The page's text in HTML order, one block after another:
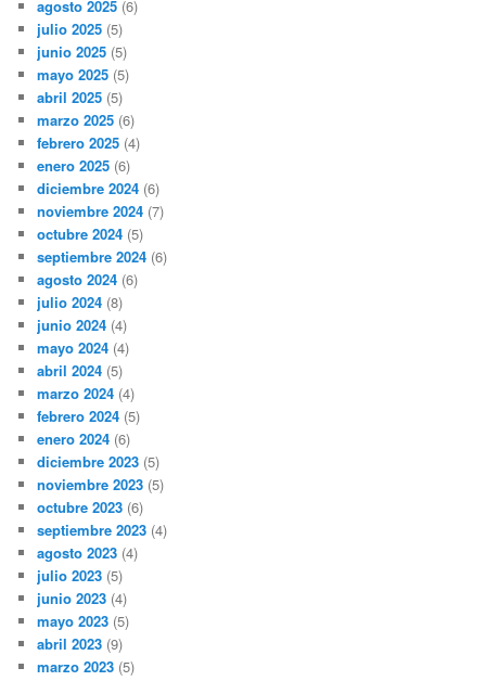
agosto 2025 (6)
julio 2025 (5)
junio 2025 (5)
mayo 2025 (5)
abril 2025 (5)
marzo 2025 (6)
febrero 2025 (4)
enero 2025 (6)
diciembre 2024 (6)
noviembre 2024 (7)
octubre 2024 (5)
septiembre 2024 (6)
agosto 2024 (6)
julio 2024 (8)
junio 2024 (4)
mayo 2024 (4)
abril 2024 (5)
marzo 2024 (4)
febrero 2024 (5)
enero 2024 (6)
diciembre 2023 (5)
noviembre 2023 (5)
octubre 2023 (6)
septiembre 2023 (4)
agosto 2023 (4)
julio 2023 (5)
junio 2023 (4)
mayo 2023 (5)
abril 2023 (9)
marzo 2023 (5)